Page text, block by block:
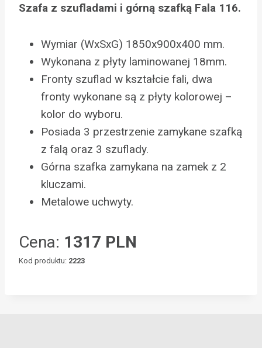
Szafa z szufladami i górną szafką Fala 116.
Wymiar (WxSxG) 1850x900x400 mm.
Wykonana z płyty laminowanej 18mm.
Fronty szuflad w kształcie fali, dwa
fronty wykonane są z płyty kolorowej –
kolor do wyboru.
Posiada 3 przestrzenie zamykane szafką
z falą oraz 3 szuflady.
Górna szafka zamykana na zamek z 2
kluczami.
Metalowe uchwyty.
Cena: 1317 PLN
Kod produktu: 2223